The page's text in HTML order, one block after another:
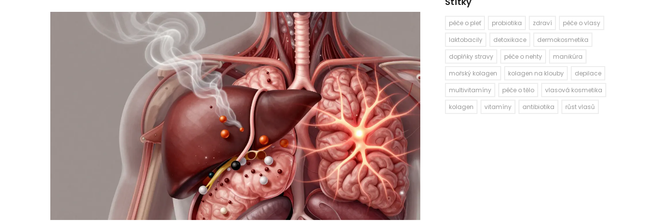
péče o pleť probiotika zdraví
péče o vlasy
laktobacily
detoxikace
dermokosmetika
doplňky stravy
péče o nehty
manikúra
mořský kolagen
kolagen na klouby
depilace
multivitamíny
péče o tělo
vlasová kosmetika
kolagen
vitamíny antibiotika růst vlasů